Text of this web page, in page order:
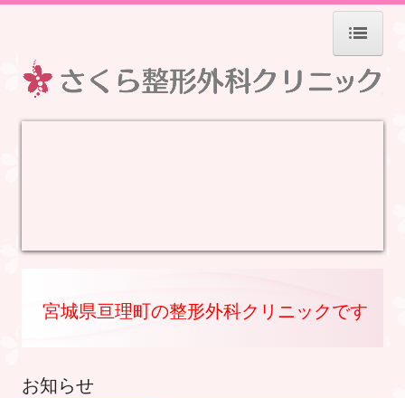
ホーム
リハビリテーション
宮城県亘理町の整形外科クリニックです
お知らせ